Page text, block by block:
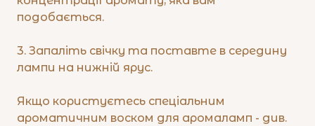
подобається.
3. Запаліть свічку та поставте в середину
лампи на нижній ярус.
Якщо користуєтесь спеціальним
ароматичним воском для аромаламп - див.